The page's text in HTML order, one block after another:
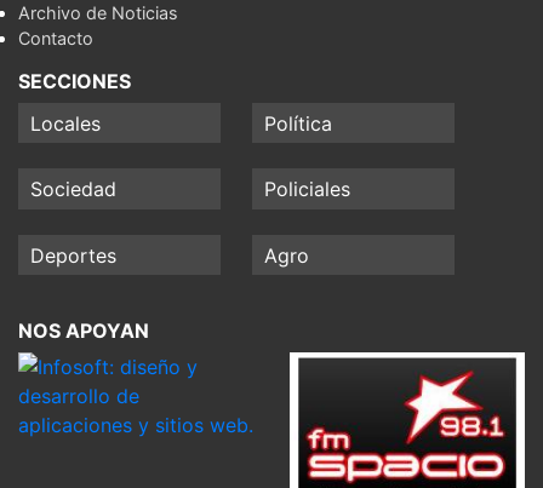
Archivo de Noticias
Contacto
SECCIONES
Locales
Política
Sociedad Policiales
Deportes Agro
NOS APOYAN